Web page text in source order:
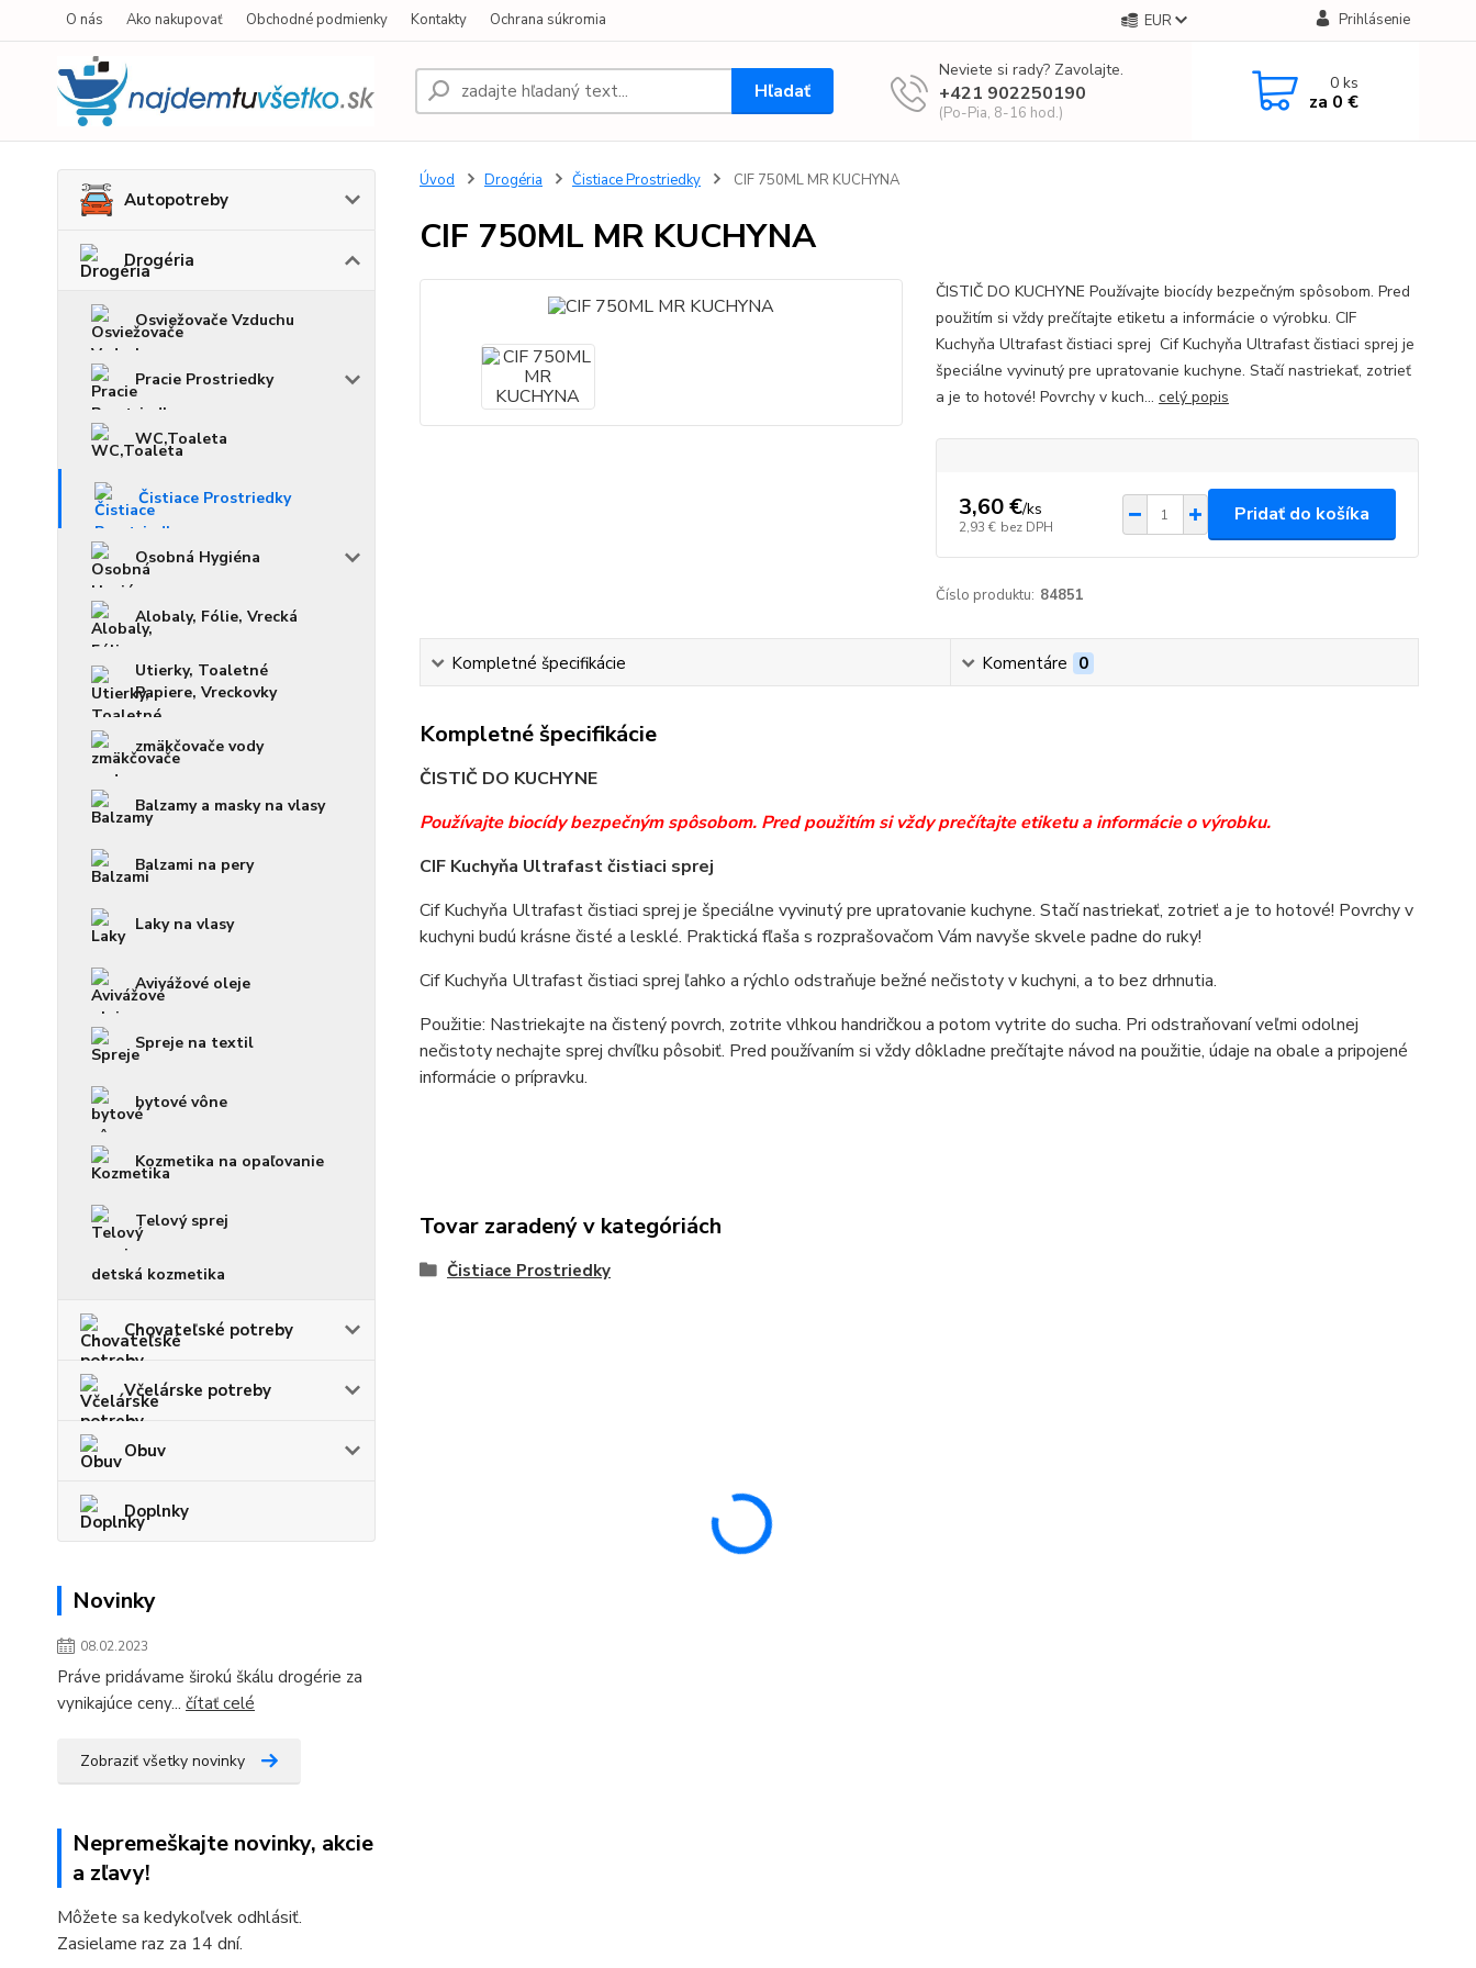
O nás Ako nakupovať Obchodné podmienky Kontakty Ochrana súkromia EUR Prihlásenie
Hľadať
Neviete si rady? Zavolajte.
+421 902250190
(Po-Pia, 8-16 hod.)
0ks
za 0 €
Autopotreby
Drogéria
Osviežovače Vzduchu
Pracie Prostriedky
WC,Toaleta
Čistiace Prostriedky
Osobná Hygiéna
Alobaly, Fólie, Vrecká
Utierky, Toaletné
Papiere, Vreckovky
zmäkčovače vody
Balzamy a masky na vlasy
Balzami na pery
Laky na vlasy
Avivážové oleje
Spreje na textil
bytové vône
Kozmetika na opaľovanie
Telový sprej
detská kozmetika
Chovateľské potreby
Včelárske potreby
Obuv
Doplnky
Novinky
08.02.2023
Práve pridávame širokú škálu drogérie za
vynikajúce ceny... čítať celé
Zobraziť všetky novinky
Nepremeškajte novinky, akcie
a zľavy!
Môžete sa kedykoľvek odhlásiť.
Zasielame raz za 14 dní.
Úvod Drogéria Čistiace Prostriedky CIF 750ML MR KUCHYNA
CIF 750ML MR KUCHYNA
ČISTIČ DO KUCHYNE Používajte biocídy bezpečným spôsobom. Pred
použitím si vždy prečítajte etiketu a informácie o výrobku. CIF
Kuchyňa Ultrafast čistiaci sprej Cif Kuchyňa Ultrafast čistiaci sprej je
špeciálne vyvinutý pre upratovanie kuchyne. Stačí nastriekať, zotrieť
a je to hotové! Povrchy v kuch... celý popis
3,60 €/ks
2,93 € bez DPH
Pridať do košíka
Číslo produktu: 84851
Kompletné špecifikácie Komentáre 0
Kompletné špecifikácie
ČISTIČ DO KUCHYNE
Používajte biocídy bezpečným spôsobom. Pred použitím si vždy prečítajte etiketu a informácie o výrobku.
CIF Kuchyňa Ultrafast čistiaci sprej
Cif Kuchyňa Ultrafast čistiaci sprej je špeciálne vyvinutý pre upratovanie kuchyne. Stačí nastriekať, zotrieť a je to hotové! Povrchy v
kuchyni budú krásne čisté a lesklé. Praktická fľaša s rozprašovačom Vám navyše skvele padne do ruky!
Cif Kuchyňa Ultrafastčistiaci sprej ľahko a rýchlo odstraňuje bežné nečistoty v kuchyni, a to bez drhnutia.
Použitie: Nastriekajte na čistený povrch, zotrite vlhkou handričkou a potom vytrite do sucha. Pri odstraňovaní veľmi odolnej
nečistoty nechajte sprej chvíľku pôsobiť. Pred používaním si vždy dôkladne prečítajte návod na použitie, údaje na obale a pripojené
informácie o prípravku.
Tovar zaradený v kategóriách
Čistiace Prostriedky